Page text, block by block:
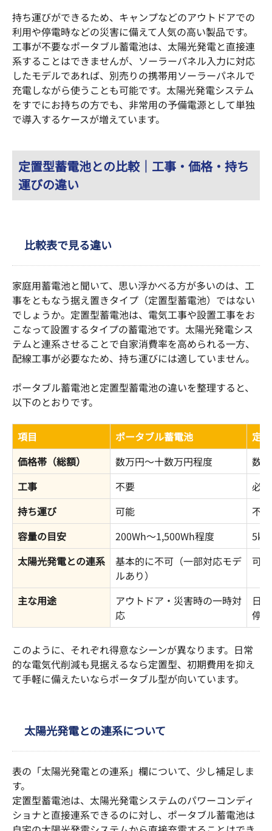
持ち運びができるため、キャンプなどのアウトドアでの
利用や停電時などの災害に備えて人気の高い製品です。
工事が不要なポータブル蓄電池は、太陽光発電と直接連
系することはできませんが、ソーラーパネル入力に対応
したモデルであれば、別売りの携帯用ソーラーパネルで
充電しながら使うことも可能です。太陽光発電システム
をすでにお持ちの方でも、非常用の予備電源として単独
で導入するケースが増えています。
定置型蓄電池との比較｜工事・価格・持ち
運びの違い
比較表で見る違い
家庭用蓄電池と聞いて、思い浮かべる方が多いのは、工
事をともなう据え置きタイプ（定置型蓄電池）ではない
でしょうか。定置型蓄電池は、電気工事や設置工事をお
こなって設置するタイプの蓄電池です。太陽光発電シス
テムと連系させることで自家消費率を高められる一方、
配線工事が必要なため、持ち運びには適していません。
ポータブル蓄電池と定置型蓄電池の違いを整理すると、
以下のとおりです。
項目 ポータブル蓄電池
定
価格帯（総額）
数万円〜十数万円程度
数
工事
不要
必要
持ち運び
可能
不可
容量の目安
200Wh〜1,500Wh程度
太陽光発電との連系
基本的に不可（一部対応モデ
ルあり）
可能
主な用途
アウトドア・災害時の一時対
応
日
停
このように、それぞれ得意なシーンが異なります。日常
的な電気代削減も見据えるなら定置型、初期費用を抑え
て手軽に備えたいならポータブル型が向いています。
太陽光発電との連系について
表の「太陽光発電との連系」欄について、少し補足しま
す。
定置型蓄電池は、太陽光発電システムのパワーコンディ
ショナと直接連系できるのに対し、ポータブル蓄電池は